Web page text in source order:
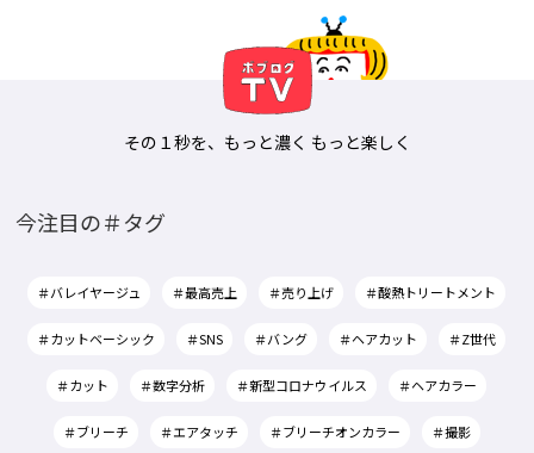
その１秒を、もっと濃く もっと楽しく
今注目の＃タグ
＃バレイヤージュ ＃最高売上 ＃売り上げ ＃酸熱トリートメント
＃カットベーシック ＃SNS ＃バング ＃ヘアカット ＃Z世代
＃カット ＃数字分析 ＃新型コロナウイルス ＃ヘアカラー
＃ブリーチ ＃エアタッチ ＃ブリーチオンカラー ＃撮影